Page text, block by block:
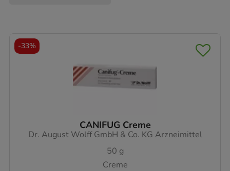
CANIFUG Creme
Dr. August Wolff GmbH & Co. KG Arzneimittel
50 g
Creme
-33%